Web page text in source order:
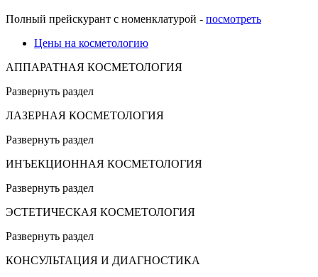
Полный прейскурант с номенклатурой - посмотреть
Цены на косметологию
АППАРАТНАЯ КОСМЕТОЛОГИЯ
Развернуть раздел
ЛАЗЕРНАЯ КОСМЕТОЛОГИЯ
Развернуть раздел
ИНЪЕКЦИОННАЯ КОСМЕТОЛОГИЯ
Развернуть раздел
ЭСТЕТИЧЕСКАЯ КОСМЕТОЛОГИЯ
Развернуть раздел
КОНСУЛЬТАЦИЯ И ДИАГНОСТИКА